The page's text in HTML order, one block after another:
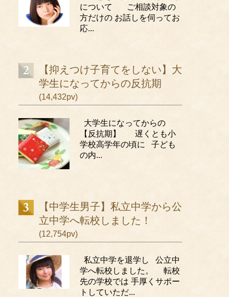
について ご相談対象の
方だけの お話しを伺ってお
応...
【抑えつけ子育てをしない】大
学生になってからの反抗期
(14,432pv)
大学生になってからの
【反抗期】 遅くとも小
学校高学年の頃に 子ども
の内...
【中学生男子】私立中学から公
立中学へ転校しました！
(12,754pv)
私立中学を退学し 公立中
学へ転校しました。 転校
先の学校では 手厚くサポー
トしていただ...